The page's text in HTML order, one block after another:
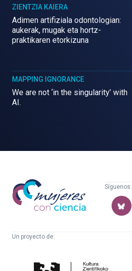
ZIENTZIA KAIERA
Adimen artifiziala odontologian:
aukerak, mugak eta hortz-
praktikaren etorkizuna
MAPPING IGNORANCE
We are not ‘in the singularity’ with
AI.
Mujeres
con
ciencia
Síguenos:
Un proyecto de: